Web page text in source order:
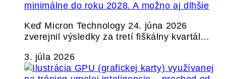
minimálne do roku 2028. A možno aj dlhšie
Keď Micron Technology 24. júna 2026
zverejnil výsledky za tretí fiškálny kvartál…
3. júla 2026